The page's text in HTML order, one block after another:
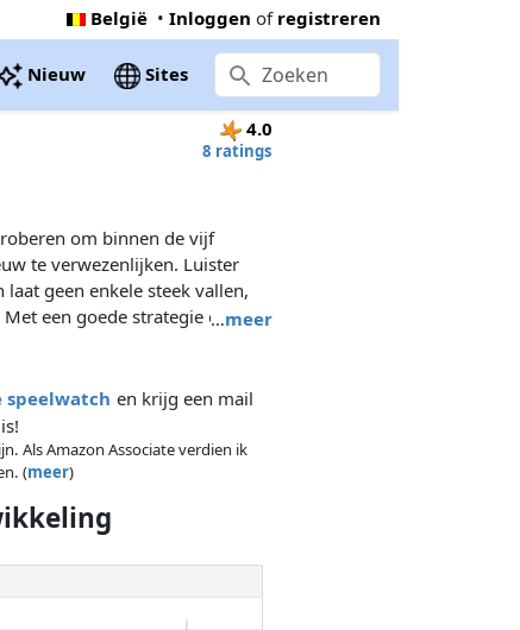
België • Inloggen of registreren
Nieuw Sites
4.0
8 ratings
…meer
om binnen de vijf
te verwezenlijken. Luister
geen enkele steek vallen,
een goede strategie en
slagen.
speelwatch en krijg een mail
Als Amazon Associate verdien ik
(meer)